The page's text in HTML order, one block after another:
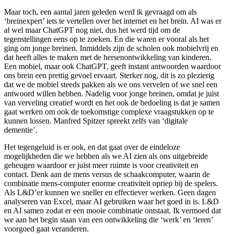
Maar toch, een aantal jaren geleden werd ik gevraagd om als
‘breinexpert’ iets te vertellen over het internet en het brein. AI was er
al wel maar ChatGPT nog niet, dus het werd tijd om de
tegenstellingen eens op te zoeken. En die waren er vooral als het
ging om jonge breinen. Inmiddels zijn de scholen ook mobielvrij en
dat heeft alles te maken met de hersenontwikkeling van kinderen.
Een mobiel, maar ook ChatGPT, geeft instant antwoorden waardoor
ons brein een prettig gevoel ervaart. Sterker nog, dit is zo plezierig
dat we de mobiel steeds pakken als we ons vervelen of we snel een
antwoord willen hebben. Nadelig voor jonge breinen, omdat je juist
van verveling creatief wordt en het ook de bedoeling is dat je samen
gaat werken om ook de toekomstige complexe vraagstukken op te
kunnen lossen. Manfred Spitzer spreekt zelfs van ‘digitale
dementie’.
Het tegengeluid is er ook, en dat gaat over de eindeloze
mogelijkheden die we hebben als we AI zien als ons uitgebreide
geheugen waardoor er juist meer ruimte is voor creativiteit en
contact. Denk aan de mens versus de schaakcomputer, waarin de
combinatie mens-computer enorme creativiteit opriep bij de spelers.
Als L&D’er kunnen we sneller en effectiever werken. Geen dagen
analyseren van Excel, maar AI gebruiken waar het goed in is. L&D
en AI samen zodat er een mooie combinatie ontstaat. Ik vermoed dat
we aan het begin staan van een ontwikkeling die ‘werk’ en ‘leren’
voorgoed gaat veranderen.